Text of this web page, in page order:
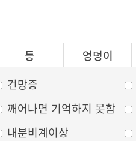
등 엉덩이
건망증
깨어나면 기억하지 못함
내분비계이상